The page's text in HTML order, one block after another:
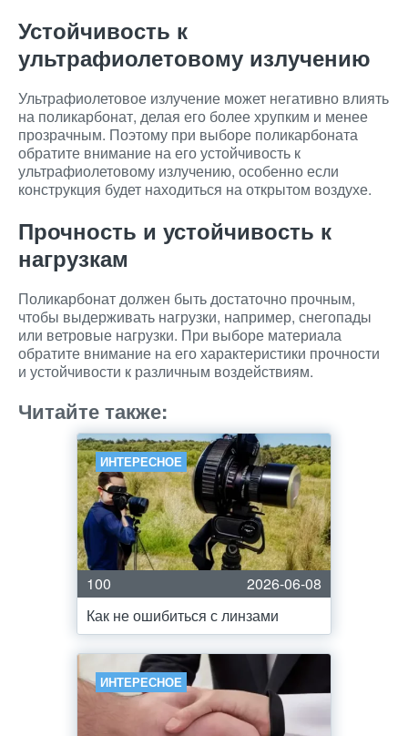
Устойчивость к
ультрафиолетовому излучению
Ультрафиолетовое излучение может негативно влиять
на поликарбонат, делая его более хрупким и менее
прозрачным. Поэтому при выборе поликарбоната
обратите внимание на его устойчивость к
ультрафиолетовому излучению, особенно если
конструкция будет находиться на открытом воздухе.
Прочность и устойчивость к
нагрузкам
Поликарбонат должен быть достаточно прочным,
чтобы выдерживать нагрузки, например, снегопады
или ветровые нагрузки. При выборе материала
обратите внимание на его характеристики прочности
и устойчивости к различным воздействиям.
Читайте также:
ИНТЕРЕСНОЕ
100
2026-06-08
Как не ошибиться с линзами
ИНТЕРЕСНОЕ